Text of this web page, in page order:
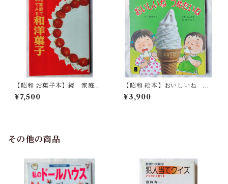
【昭和 お菓子本】続 家庭で
できる和洋菓子
¥7,500
【昭和 絵本】おいしいね つ
めたいね もこちゃんチャイ
ルド
¥3,900
その他の商品